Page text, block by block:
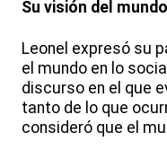
Su visión del mundo
Leonel expresó su
el mundo en lo
discurso en el que
tanto de lo que
consideró que el